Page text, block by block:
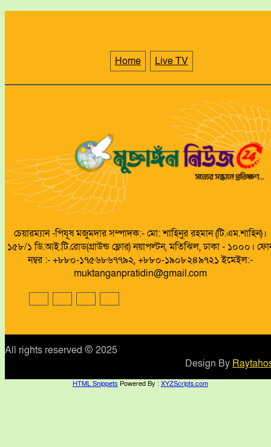
Home Live TV
চেয়ারম্যান -পিযূষ মজুমদার সম্পাদক:- মো: শাহিনুর রহমান (টি.এম.শাহিন)।
১৫৮/১ ডি.আই.টি.রোড(গ্রাউন্ড ফ্লোর) নয়াপল্টন, মতিঝিল, ঢাকা - ১০০০।
নম্বর :- +৮৮০-১৭৫৬৮৬৭৭৯২, +৮৮০-১৯০৮২৪৯৭২১ ইমেইল:-
muktanganpratidin@gmail.com
All rights reserved © 2025
Design By
HTML Snippets Powered By : XYZScripts.com